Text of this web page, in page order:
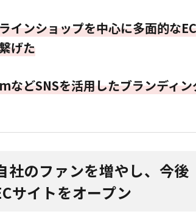
インショップを中心に多面的な
げた
などSNSを活用したブランディ
社のファンを増やし、今後
サイトをオープン